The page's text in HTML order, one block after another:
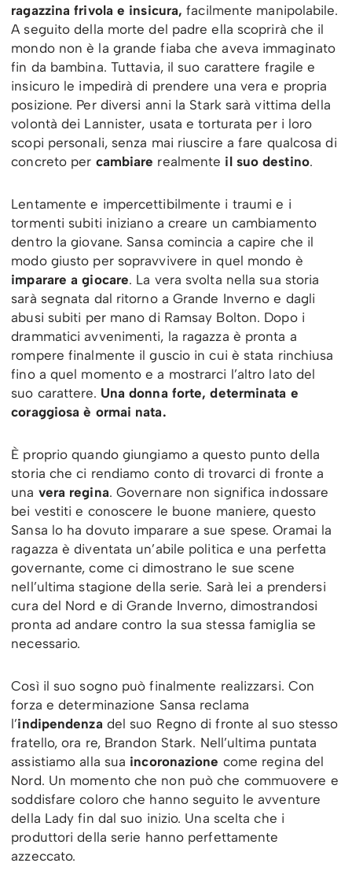
ragazzina frivola e insicura, facilmente manipolabile.
A seguito della morte del padre ella scoprirà che il
mondo non è la grande fiaba che aveva immaginato
fin da bambina. Tuttavia, il suo carattere fragile e
insicuro le impedirà di prendere una vera e propria
posizione. Per diversi anni la Stark sarà vittima della
volontà dei Lannister, usata e torturata per i loro
scopi personali, senza mai riuscire a fare qualcosa di
concreto per cambiare realmente il suo destino.
Lentamente e impercettibilmente i traumi e i
tormenti subiti iniziano a creare un cambiamento
dentro la giovane. Sansa comincia a capire che il
modo giusto per sopravvivere in quel mondo è
imparare a giocare. La vera svolta nella sua storia
sarà segnata dal ritorno a Grande Inverno e dagli
abusi subiti per mano di Ramsay Bolton. Dopo i
drammatici avvenimenti, la ragazza è pronta a
rompere finalmente il guscio in cui è stata rinchiusa
fino a quel momento e a mostrarci l’altro lato del
suo carattere. Una donna forte, determinata e
coraggiosa è ormai nata.
È proprio quando giungiamo a questo punto della
storia che ci rendiamo conto di trovarci di fronte a
una vera regina. Governare non significa indossare
bei vestiti e conoscere le buone maniere, questo
Sansa lo ha dovuto imparare a sue spese. Oramai la
ragazza è diventata un’abile politica e una perfetta
governante, come ci dimostrano le sue scene
nell’ultima stagione della serie. Sarà lei a prendersi
cura del Nord e di Grande Inverno, dimostrandosi
pronta ad andare contro la sua stessa famiglia se
necessario.
Così il suo sogno può finalmente realizzarsi. Con
forza e determinazione Sansa reclama
l’indipendenza del suo Regno di fronte al suo stesso
fratello, ora re, Brandon Stark. Nell’ultima puntata
assistiamo alla sua incoronazione come regina del
Nord. Un momento che non può che commuovere e
soddisfare coloro che hanno seguito le avventure
della Lady fin dal suo inizio. Una scelta che i
produttori della serie hanno perfettamente
azzeccato.